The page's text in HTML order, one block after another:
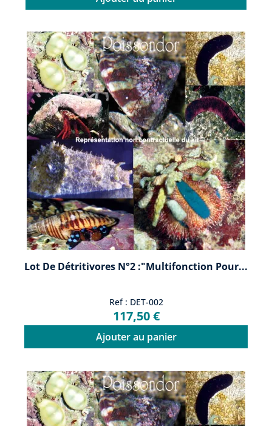
Lot De Détritivores N°2 :"Multifonction Pour...
Ref : DET-002
117,50 €
Ajouter au panier